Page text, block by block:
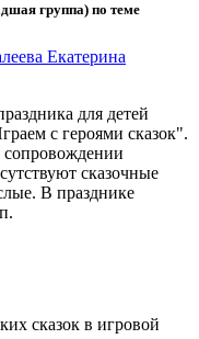
группа) по теме
Екатерина
для детей
с героями сказок".
сопровождении
сказочные
В празднике
сказок в игровой